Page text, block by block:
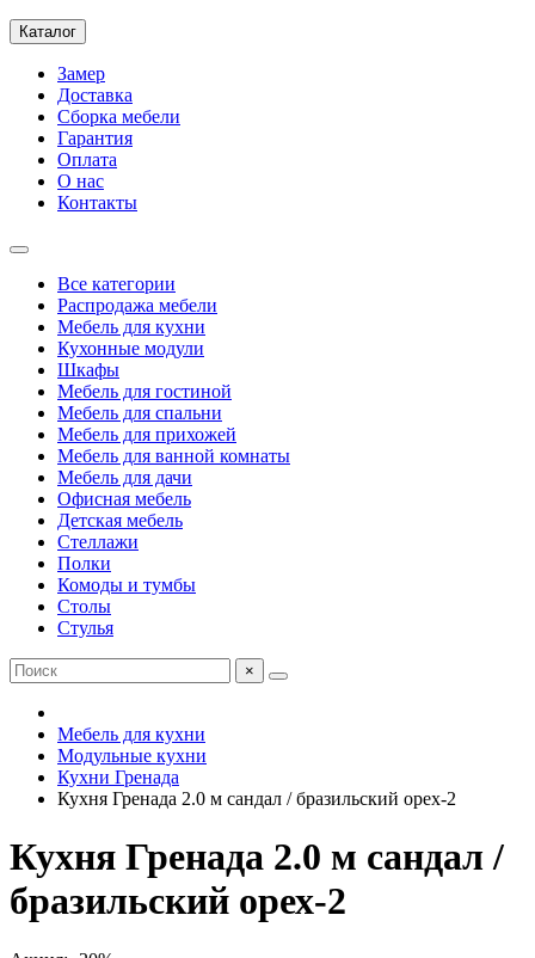
Каталог
Замер
Доставка
Сборка мебели
Гарантия
Оплата
О нас
Контакты
Все категории
Распродажа мебели
Мебель для кухни
Кухонные модули
Шкафы
Мебель для гостиной
Мебель для спальни
Мебель для прихожей
Мебель для ванной комнаты
Мебель для дачи
Офисная мебель
Детская мебель
Стеллажи
Полки
Комоды и тумбы
Столы
Стулья
×
Мебель для кухни
Модульные кухни
Кухни Гренада
Кухня Гренада 2.0 м сандал / бразильский орех-2
Кухня Гренада 2.0 м сандал /
бразильский орех-2